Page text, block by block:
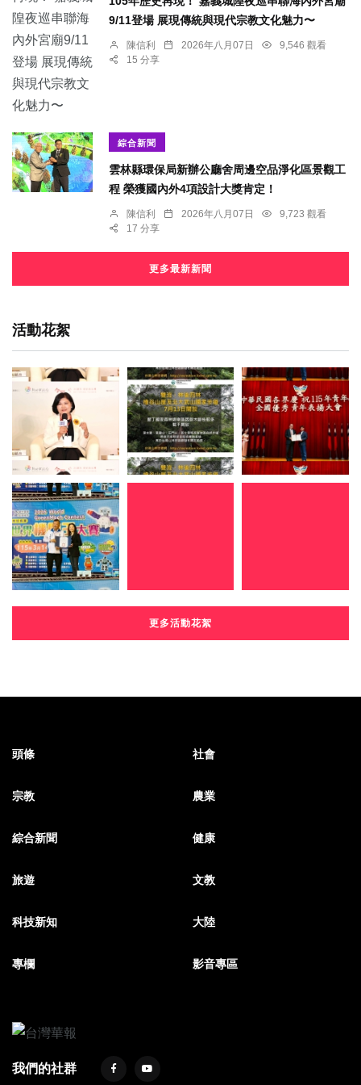
9/11登場 展現傳統與現代宗教文化魅力〜
陳信利 2026年八月07日
9,546 觀看
15 分享
綜合新聞
雲林縣環保局新辦公廳舍周邊空品淨化區景觀工
程 榮獲國內外4項設計大獎肯定！
陳信利 2026年八月07日
9,723 觀看
17 分享
更多最新新聞
活動花絮
更多活動花絮
頭條 社會
宗教 農業
綜合新聞 健康
旅遊 文教
科技新知 大陸
專欄 影音專區
我們的社群